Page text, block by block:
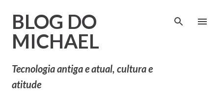
BLOG DO
MICHAEL
Tecnologia antiga e atual, cultura e
atitude